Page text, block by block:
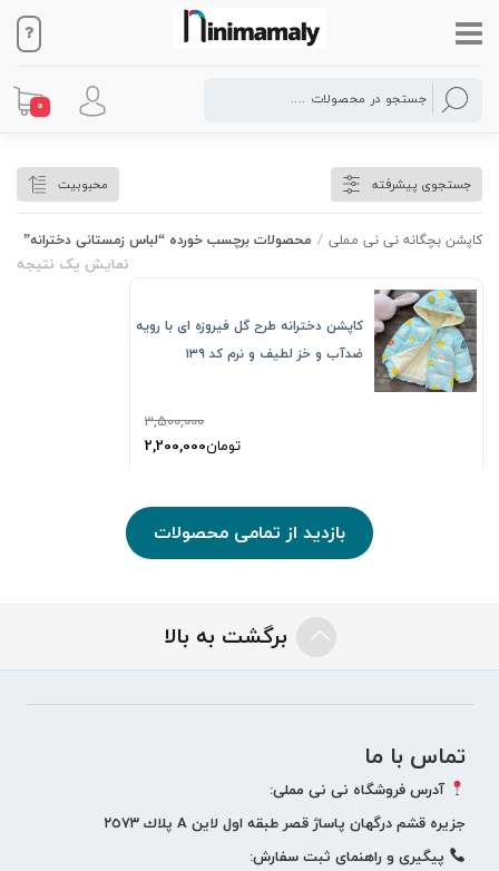
0
لباس زمستانی دخترانه
جستجوی پیشرفته محبوبیت
کاپشن بچگانه نی نی مملی / محصولات برچسب خورده “لباس زمستانی دخترانه”
نمایش یک نتیجه
کاپشن دخترانه طرح گل فیروزه ای با رویه
ضدآب و خز لطیف و‌ نرم کد ۱۳۹
3,500,000
تومان2,200,000
بازدید از تمامی محصولات
برگشت به بالا
تماس با ما
آدرس فروشگاه نی نی مملی:
جزيره قشم درگهان پاساژ قصر طبقه اول لاين A پلاك ٢٥٧٣
پيگيری و راهنمای ثبت سفارش: